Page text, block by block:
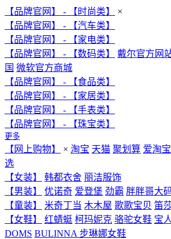
【品牌官网】 - 【时尚类】
×
【品牌官网】 - 【汽车类】
【品牌官网】 - 【家电类】
【品牌官网】 - 【数码类】
戴尔官方网
国 微软官方商城
【品牌官网】 - 【食品类】
【品牌官网】 - 【家居类】
【品牌官网】 - 【手表类】
【品牌官网】 - 【珠宝类】
更多
【网上购物】 × 淘宝 天猫 聚划算 爱淘宝
选
【女装】
韩都衣舍 丽洁服饰
【男装】
优诺奇 爱登堡 劲霸 胖胖哥大
【童装】
米奇丁当 木木屋 歌歌宝贝 笛
【女鞋】
红蜻蜓 柯玛妮克 骆驼女鞋 宝人
DOMS BULINNA 步琳娜女鞋